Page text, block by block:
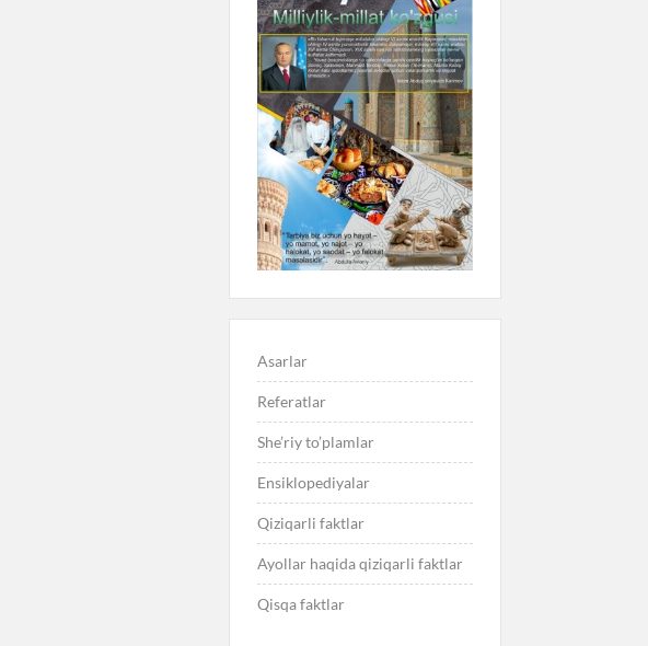
Asarlar
Referatlar
She’riy to’plamlar
Ensiklopediyalar
Qiziqarli faktlar
Ayollar haqida qiziqarli faktlar
Qisqa faktlar